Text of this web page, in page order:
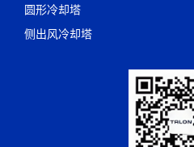
圆形冷却塔
侧出风冷却塔